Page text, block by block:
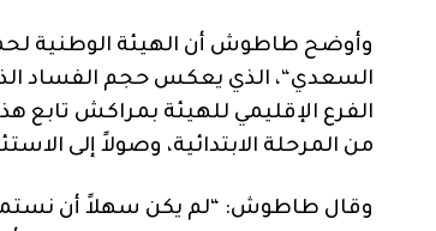
وأوضح طاطوش أن الهيئة الوطنية
السعدي“، الذي يعكس حجم الفساد
الفرع الإقليمي للهيئة بمراكش تابع
من المرحلة الابتدائية، وصولاً إلى
وقال طاطوش: “لم يكن سهلاً أن